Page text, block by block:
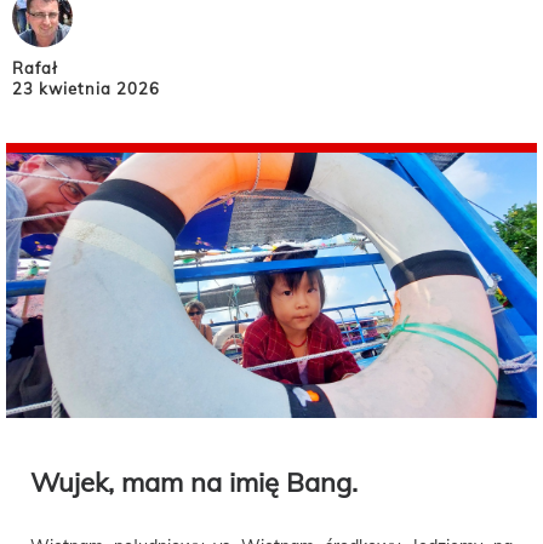
Rafał
23 kwietnia 2026
Wujek, mam na imię Bang.